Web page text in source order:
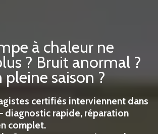
à chaleur ne
? Bruit anormal ?
pleine saison ?
certifiés interviennent dans
diagnostic rapide, réparation
complet.